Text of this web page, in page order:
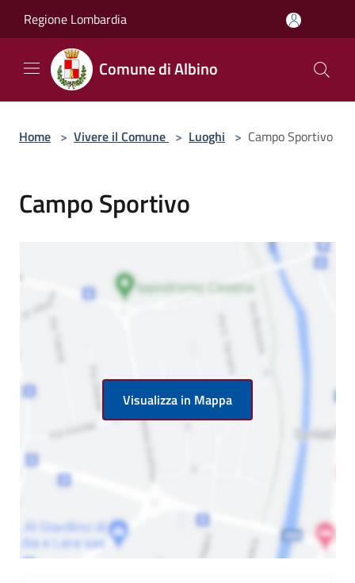
Regione Lombardia
Comune di Albino
Home > Vivere il Comune > Luoghi > Campo Sportivo
Campo Sportivo
Visualizza in Mappa